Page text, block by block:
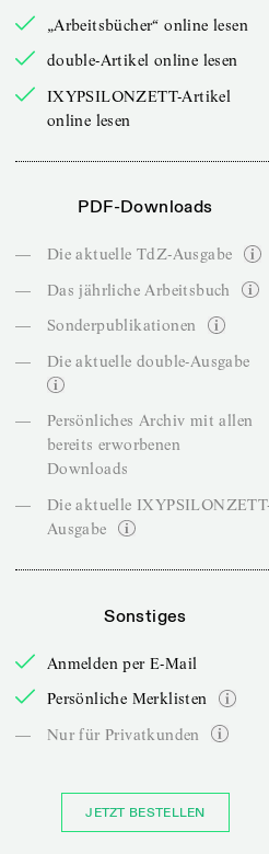
„Arbeitsbücher“ online lesen
double-Artikel online lesen
IXYPSILONZETT-Artikel
online lesen
PDF-Downloads
—
Die aktuelle TdZ-Ausgabe
—
Das jährliche Arbeitsbuch
—
Sonderpublikationen
—
Die aktuelle double-Ausgabe
—
Persönliches Archiv mit allen
bereits erworbenen
Downloads
—
Die aktuelle
Ausgabe
Sonstiges
Anmelden per E-Mail
Persönliche Merklisten
—
Nur für Privatkunden
JETZT BESTELLEN